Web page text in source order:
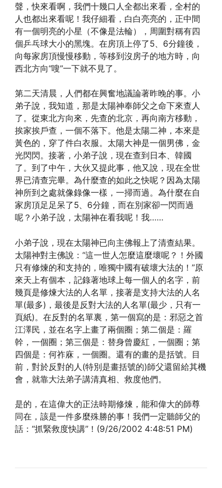
聲，快來看啊，我們十幾口人全都出來看，全村的
人也都出來看呢！我仔細看，白白亮亮的，正中間
有一個明亮的小星（不像是法輪），周圍對稱有四
個乒乓球大小的黑塊。在房頂上停了5、6分鐘後，
向每家房頂慢慢移動，等移到沒房子的地方時，向
西北方向“嗖”一下就不見了。
第二天清晨，人們都在興奮地議論著昨晚的事。小
弟子說，我知道，那是太陽神奉師父之命下來查人
了。從東北方向來，先查的北京，再向南方移動，
挨家挨戶查，一個不落下。他是太陽二神，本來是
黃色的，穿了件白衣服。太陽大神是一個男佛，金
光閃閃。接著，小弟子說，現在查到日本、韓國
了。到了中午，大伙又提此事，他又說，現在全世
界已清查完畢。為什麼查的如此之快呢？因為太陽
神所到之處就像錄像一樣，一掃而過。為什麼在自
家房頂足足呆了5、6分鐘，而在別家卻一閃而過
呢？小弟子說，太陽神在看我呢！我……
小弟子說，現在太陽神已向主佛報上了清查結果。
太陽神對主佛說：“這一世人怎麼這麼壞呢？！外國
只有修煉的和支持的，唯獨中國有破壞大法的！”原
來天上有個本，記錄著地球上每一個人的名字，前
幾頁是修煉大法的人名單，接著是支持大法的人名
單(最多)，最後是反對大法的人名單(最少，只有一
頁紙)。在反對的名單裏，第一個寫的是：邪惡之首
江澤民，並在名字上畫了兩個圈；第二個是：羅
幹，一個圈；第三個是：替身曾慶紅，一個圈；第
四個是：何祚庥，一個圈。還有的畫的是括號。目
前，對於反對的人(特別是畫括號的)師父還留給其機
會，就靠大法弟子講清真相、救度他們。
是的，在這偉大的正法時期修煉，能和偉大的師尊
同在，該是一件多麼殊勝的事！我們一定聽師父的
話：“抓緊救度快講”！(9/26/2002 4:48:51 PM)